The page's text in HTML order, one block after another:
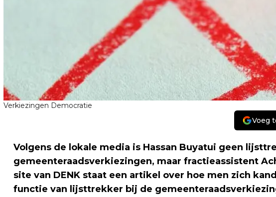
Verkiezingen Democratie
Voeg
Volgens de lokale media is Hassan Buyatui geen
gemeenteraadsverkiezingen, maar fractieassistent
site van DENK staat een artikel over hoe men zich
functie van lijsttrekker bij de